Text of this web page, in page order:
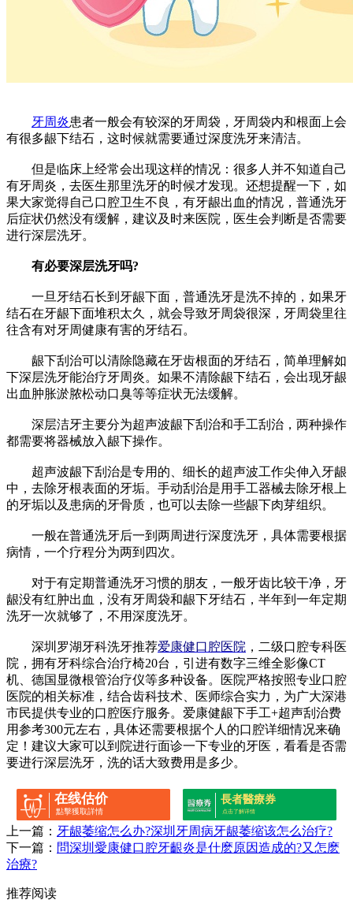
牙周炎患者一般会有较深的牙周袋，牙周袋内和根面上会
有很多龈下结石，这时候就需要通过深度洗牙来清洁。
但是临床上经常会出现这样的情况：很多人并不知道自己
有牙周炎，去医生那里洗牙的时候才发现。还想提醒一下，如
果大家觉得自己口腔卫生不良，有牙龈出血的情况，普通洗牙
后症状仍然没有缓解，建议及时来医院，医生会判断是否需要
进行深层洗牙。
有必要深层洗牙吗?
一旦牙结石长到牙龈下面，普通洗牙是洗不掉的，如果牙
结石在牙龈下面堆积太久，就会导致牙周袋很深，牙周袋里往
往含有对牙周健康有害的牙结石。
龈下刮治可以清除隐藏在牙齿根面的牙结石，简单理解如
下深层洗牙能治疗牙周炎。如果不清除龈下结石，会出现牙龈
出血肿胀淤脓松动口臭等等症状无法缓解。
深层洁牙主要分为超声波龈下刮治和手工刮治，两种操作
都需要将器械放入龈下操作。
超声波龈下刮治是专用的、细长的超声波工作尖伸入牙龈
中，去除牙根表面的牙垢。手动刮治是用手工器械去除牙根上
的牙垢以及患病的牙骨质，也可以去除一些龈下肉芽组织。
一般在普通洗牙后一到两周进行深度洗牙，具体需要根据
病情，一个疗程分为两到四次。
对于有定期普通洗牙习惯的朋友，一般牙齿比较干净，牙
龈没有红肿出血，没有牙周袋和龈下牙结石，半年到一年定期
洗牙一次就够了，不用深度洗牙。
深圳罗湖牙科洗牙推荐爱康健口腔医院 ，二级口腔专科医
院，拥有牙科综合治疗椅20台，引进有数字三维全影像CT
机、德国显微根管治疗仪等多种设备。医院严格按照专业口腔
医院的相关标准，结合齿科技术、医师综合实力，为广大深港
市民提供专业的口腔医疗服务。爱康健龈下手工+超声刮治费
用参考300元左右，具体还需要根据个人的口腔详细情况来确
定！建议大家可以到院进行面诊一下专业的牙医，看看是否需
要进行深层洗牙，洗的话大致费用是多少。
在线估价
點擊獲取詳情
長者醫療券
点击了解详情
上一篇： 牙龈萎缩怎么办?深圳牙周病牙龈萎缩该怎么治疗?
下一篇： 問深圳愛康健口腔牙齦炎是什麽原因造成的?又怎麽
治療?
推荐阅读